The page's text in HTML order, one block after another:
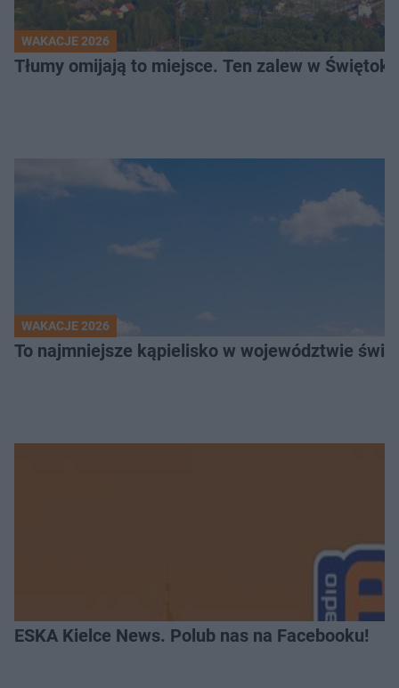
WAKACJE 2026
Tłumy omijają to miejsce. Ten zalew w
WAKACJE 2026
To najmniejsze kąpielisko w województwie
ESKA Kielce News. Polub nas na Facebooku!